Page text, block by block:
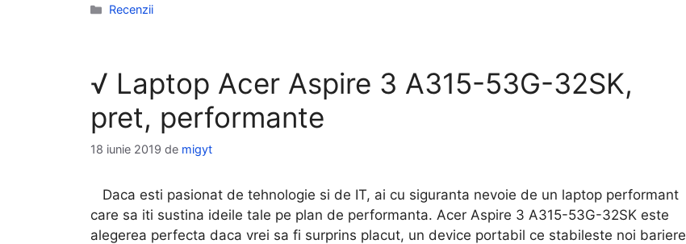
Categorii
Recenzii
√ Laptop Acer Aspire 3 A315-53G-32SK,
pret, performante
18 iunie 2019 de migyt
Daca esti pasionat de tehnologie si de IT, ai cu siguranta nevoie de un laptop performant
care sa iti sustina ideile tale pe plan de performanta. Acer Aspire 3 A315-53G-32SK este
alegerea perfecta daca vrei sa fi surprins placut, un device portabil ce stabileste noi bariere